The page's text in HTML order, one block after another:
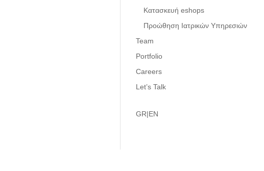
Κατασκευή eshops
Προώθηση Ιατρικών Υπηρεσιών
Team
Portfolio
Careers
Let’s Talk
GR|EN